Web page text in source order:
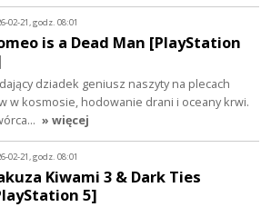
02-21, godz. 08:01
is a Dead Man [PlayStation
dziadek geniusz naszyty na plecach
w kosmosie, hodowanie drani i oceany krwi.
» więcej
02-21, godz. 08:01
Kiwami 3 & Dark Ties
5]